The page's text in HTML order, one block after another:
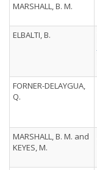
MARSHALL, B. M.
ELBALTI, B.
FORNER-DELAYGUA,
Q.
MARSHALL, B. M. and
KEYES, M.